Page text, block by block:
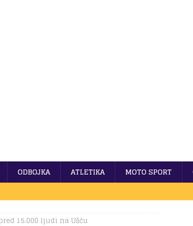
ODBOJKA ATLETIKA MOTO SPORT
15.000 ljudi na Ušću